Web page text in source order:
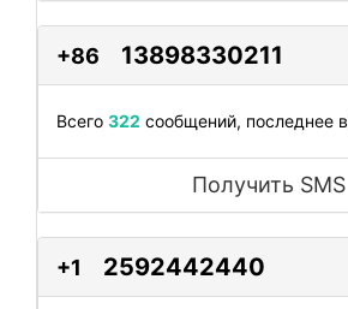
+86 13898330211
Всего 322 сообщений, последнее в
Получить SMS
+1 2592442440